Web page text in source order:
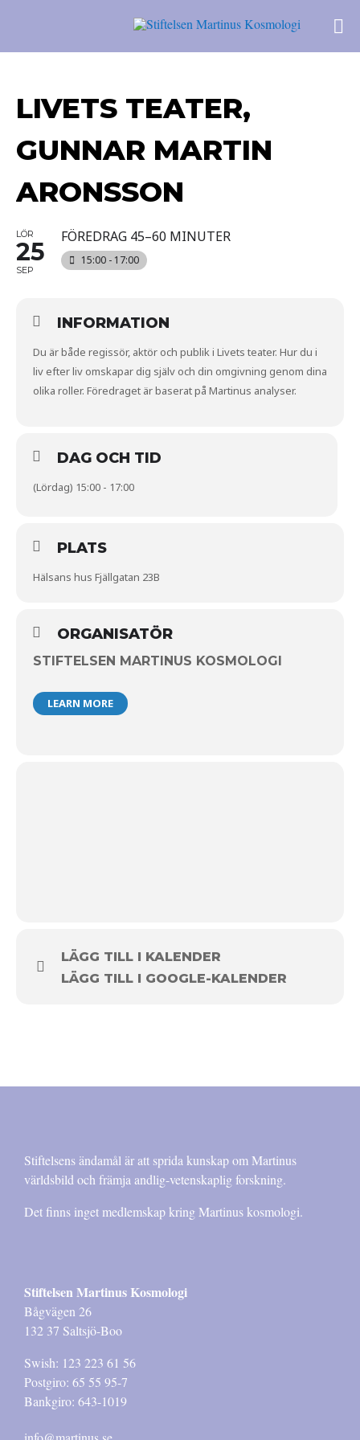
LIVETS TEATER,
GUNNAR MARTIN
ARONSSON
LÖR
25
SEP
FÖREDRAG 45–60 MINUTER
15:00 - 17:00
INFORMATION
Du är både regissör, aktör och publik i Livets teater. Hur du i
liv efter liv omskapar dig själv och din omgivning genom dina
olika roller. Föredraget är baserat på Martinus analyser.
DAG OCH TID
(Lördag) 15:00 - 17:00
PLATS
Hälsans hus Fjällgatan 23B
ORGANISATÖR
STIFTELSEN MARTINUS KOSMOLOGI
LEARN MORE
LÄGG TILL I KALENDER
LÄGG TILL I GOOGLE-KALENDER
Stiftelsens ändamål är att sprida kunskap om Martinus
världsbild och främja andlig-vetenskaplig forskning.
Det finns inget medlemskap kring Martinus kosmologi.
Stiftelsen Martinus Kosmologi
Bågvägen 26
132 37 Saltsjö-Boo
Swish: 123 223 61 56
Postgiro: 65 55 95-7
Bankgiro: 643-1019